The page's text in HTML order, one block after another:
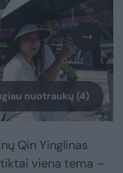
nuotraukų (4)
Qin Yinglinas
viena tema –